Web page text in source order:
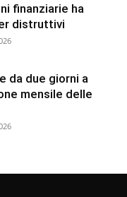
finanziarie ha
distruttivi
da due giorni a
mensile delle